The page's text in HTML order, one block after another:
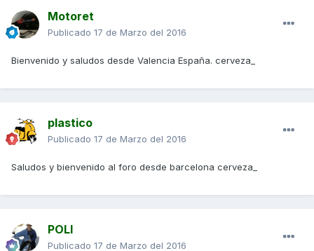
Motoret
Publicado 17 de Marzo del 2016
Bienvenido y saludos desde Valencia España. cerveza_
plastico
Publicado 17 de Marzo del 2016
Saludos y bienvenido al foro desde barcelona cerveza_
POLI
Publicado 17 de Marzo del 2016